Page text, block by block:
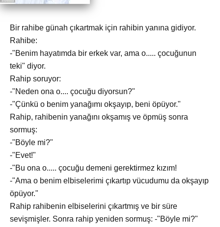
Bir rahibe günah çıkartmak için rahibin yanına gidiyor.
Rahibe:
-"Benim hayatımda bir erkek var, ama o..... çocuğunun
teki" diyor.
Rahip soruyor:
-"Neden ona o.... çocuğu diyorsun?"
-"Çünkü o benim yanağımı okşayıp, beni öpüyor."
Rahip, rahibenin yanağını okşamış ve öpmüş sonra
sormuş:
-"Böyle mi?"
-"Evet!"
-"Bu ona o..... çocuğu demeni gerektirmez kızım!
-"Ama o benim elbiselerimi çıkartıp vücudumu da okşayıp
öpüyor."
Rahip rahibenin elbiselerini çıkartmış ve bir süre
sevişmişler. Sonra rahip yeniden sormuş: -"Böyle mi?"